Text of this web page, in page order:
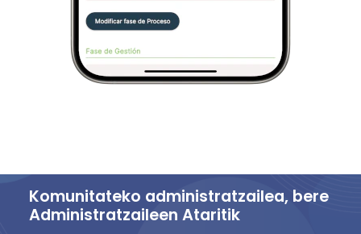
Komunitateko administratzailea, bere
Administratzaileen Ataritik